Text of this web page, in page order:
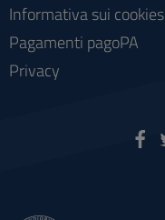
Informativa sui cookies
Pagamenti pagoPA
Privacy